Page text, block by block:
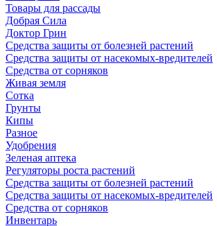
Товары для рассады
Добрая Сила
Доктор Грин
Средства защиты от болезней растений
Средства защиты от насекомых-вредителей
Средства от сорняков
Живая земля
Сотка
Грунты
Кипы
Разное
Удобрения
Зеленая аптека
Регуляторы роста растений
Средства защиты от болезней растений
Средства защиты от насекомых-вредителей
Средства от сорняков
Инвентарь